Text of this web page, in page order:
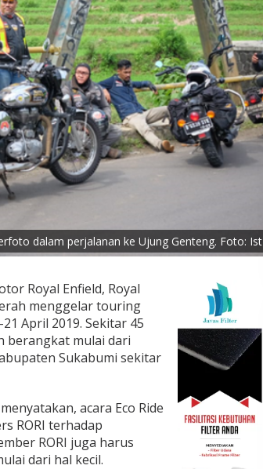
dalam perjalanan ke Ujung Genteng. Foto: Ist
Royal Enfield, Royal
menggelar touring
April 2019. Sekitar 45
berangkat mulai dari
Sukabumi sekitar
acara Eco Ride
RORI terhadap
RORI juga harus
dari hal kecil.